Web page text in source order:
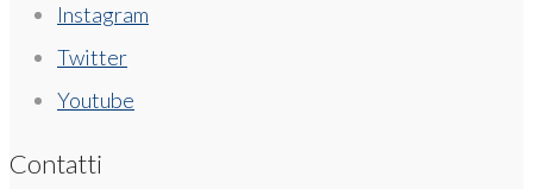
Instagram
Twitter
Youtube
Contatti